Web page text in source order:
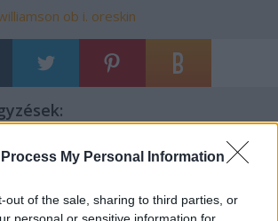
Process My Personal Information
out of the sale, sharing to third parties, or
personal or sensitive information for
ob i. oreskin